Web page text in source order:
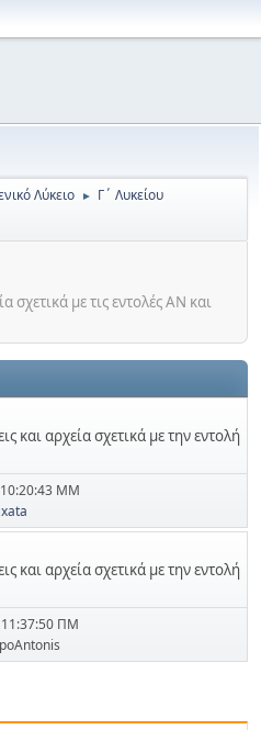
Λύκειο ► Γ΄ Λυκείου
σχετικά με τις εντολές ΑΝ και
και αρχεία σχετικά με την εντολή
ΜΜ
και αρχεία σχετικά με την εντολή
ΠΜ